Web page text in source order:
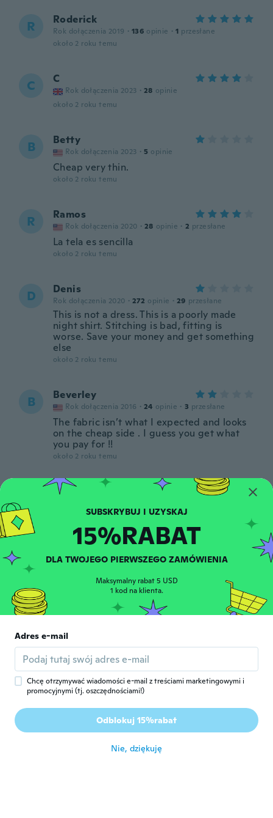
R Roderick
Rok dołączenia 2019 · 136 opinie · 1 przesłane
około 2 roku temu
C C
Rok dołączenia 2023 · 28 opinie
około 2 roku temu
B Betty
Rok dołączenia 2023 · 5 opinie
Cheap very thin.
około 2 roku temu
R Ramos
Rok dołączenia 2020 · 28 opinie · 2 przesłane
La tela es sencilla
około 2 roku temu
D Denis
Rok dołączenia 2020 · 272 opinie · 29 przesłane
This is not a dress. This is a poorly made
night shirt. Stitching is bad, fitting is
worse. Save your money and get something
else
około 2 roku temu
B Beverley
Rok dołączenia 2016 · 24 opinie · 3 przesłane
The fabric isn’t what I expected and looks
on the cheap side . I guess you get what
you pay for !!
około 2 roku temu
rosane
Minúsculo
około 2 roku temu
C Christina
Rok dołączenia 2018 · 246 opinie · 79
około 2 roku temu
E Rok dołączenia 2020
Não gostei nada não é ven como se vê na
imagem
Tammy
Rok dołączenia 2023 · 2 opinie
15%RABAT
DLA TWOJEGO PIERWSZEGO ZAMÓWIENIA
Maksymalny rabat 5 USD
1 kod na klienta.
Adres e-mail
Chcę otrzymywać wiadomości e-mail z treściami marketingowymi i
promocyjnymi (tj. oszczędnościami!)
Odblokuj 15%rabat
Nie, dziękuję